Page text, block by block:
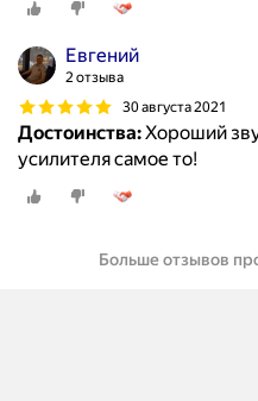
Евгений
2 отзыва
30 августа 2021
Достоинства:Хороший
усилителя самое то!
Больше отзывов